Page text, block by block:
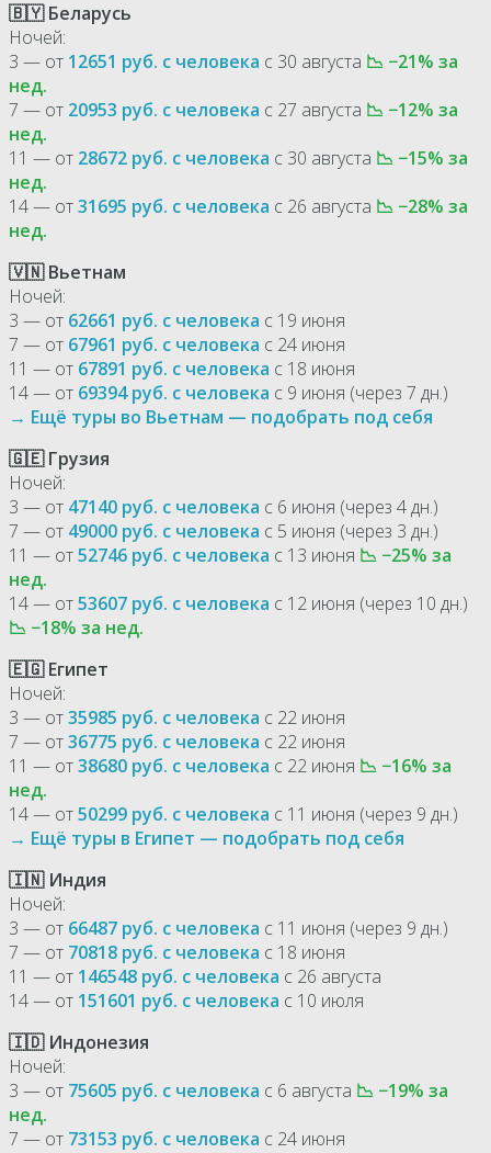
🇧🇾 Беларусь
Ночей:
3 — от 12651 руб. с человека с 30 августа 📉 −21% за
нед.
7 — от 20953 руб. с человека с 27 августа 📉 −12% за
нед.
11 — от 28672 руб. с человека с 30 августа 📉 −15% за
нед.
14 — от31695 руб. с человека с 26 августа 📉 −28% за
нед.
🇻🇳 Вьетнам
Ночей:
3 — от 62661 руб. с человека с 19 июня
7 — от 67961 руб. с человека с 24 июня
11 — от 67891 руб. с человека с 18 июня
14 — от 69394 руб. с человека с 9 июня (через 7 дн.)
→ Ещё туры во Вьетнам — подобрать под себя
🇬🇪 Грузия
Ночей:
3 — от 47140 руб. с человека с 6 июня (через 4 дн.)
7 — от 49000 руб. с человека с 5 июня (через 3 дн.)
11 — от52746 руб. с человека с 13 июня 📉 −25% за
нед.
14 — от53607 руб. с человека с 12 июня (через 10 дн.)
📉 −18% за нед.
🇪🇬 Египет
Ночей:
3 — от35985 руб. с человека с 22 июня
7 — от36775 руб. с человека с 22 июня
11 — от38680 руб. с человека с 22 июня 📉 −16% за
нед.
14 — от50299 руб. с человека с 11 июня (через 9 дн.)
→ Ещё туры в Египет — подобрать под себя
🇮🇳 Индия
Ночей:
3 — от 66487 руб. с человека с 11 июня (через 9 дн.)
7 — от 70818 руб. с человека с 18 июня
11 — от 146548 руб. с человека с 26 августа
14 — от 151601 руб. с человека с 10 июля
🇮🇩 Индонезия
Ночей:
3 — от 75605 руб. с человека с 6 августа 📉 −19% за
нед.
7 — от 73153 руб. с человека с 24 июня